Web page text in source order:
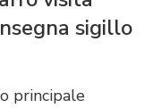
sigillo
principale